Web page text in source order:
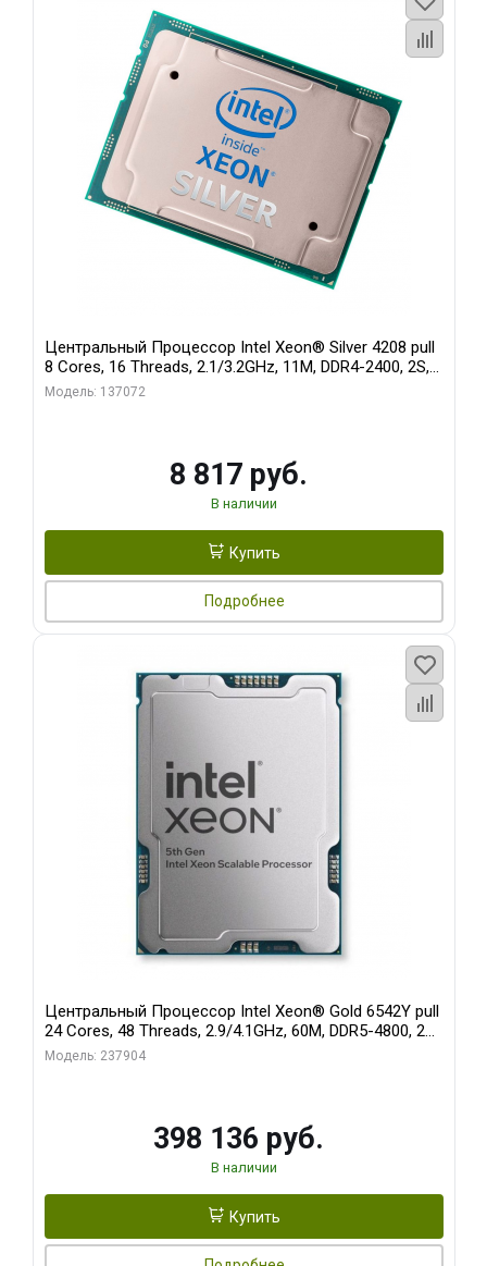
Центральный Процессор Intel Xeon® Silver 4208 pull
8 Cores, 16 Threads, 2.1/3.2GHz, 11M, DDR4-2400, 2S,
85W oem
Модель: 137072
8 817 руб.
В наличии
Купить
Подробнее
Центральный Процессор Intel Xeon® Gold 6542Y pull
24 Cores, 48 Threads, 2.9/4.1GHz, 60M, DDR5-4800, 2S,
250W OEM
Модель: 237904
398 136 руб.
В наличии
Купить